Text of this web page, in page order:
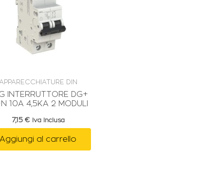
DIN
INTERRUTTORE DG+
10A 4,5KA 2 MODULI
7,15 € Iva Inclusa
Aggiungi al carrello